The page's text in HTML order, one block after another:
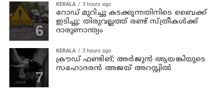
KERALA 3 hours ago
റോഡ് മുറിച്ചു കടക്കുന്നതിനിടെ ബൈക്ക്
ഇടിച്ചു; തിരുവല്ലത്ത് രണ്ട് സ്ത്രീകള്‍ക്ക്
ദാരുണാന്ത്യം
KERALA 3 hours ago
ക്രൗഡ് ഫണ്ടിങ്; അര്‍ജുന്‍ ആയങ്കിയുടെ
സഹോദരന്‍ അജയ് അറസ്റ്റില്‍